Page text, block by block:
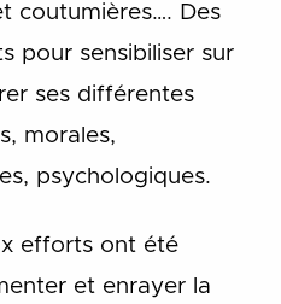
coutumières…. Des
pour sensibiliser sur
ses différentes
morales,
psychologiques.
efforts ont été
et enrayer la